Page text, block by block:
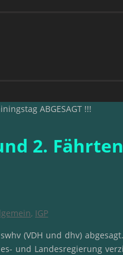
ABGESAGT !!!
2.
, IGP
(VDH und dhv)
und Landesregierung